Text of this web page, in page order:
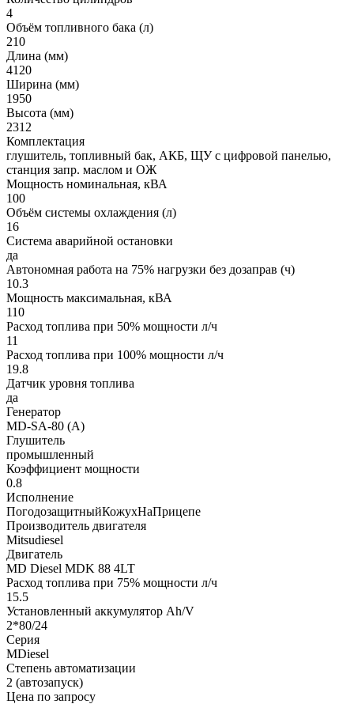
4
Объём топливного бака (л)
210
Длина (мм)
4120
Ширина (мм)
1950
Высота (мм)
2312
Комплектация
глушитель, топливный бак, АКБ, ЩУ с цифровой панелью,
станция запр. маслом и ОЖ
Мощность номинальная, кВА
100
Объём системы охлаждения (л)
16
Система аварийной остановки
да
Автономная работа на 75% нагрузки без дозаправ (ч)
10.3
Мощность максимальная, кВА
110
Расход топлива при 50% мощности л/ч
11
Расход топлива при 100% мощности л/ч
19.8
Датчик уровня топлива
да
Генератор
MD-SA-80 (А)
Глушитель
промышленный
Коэффициент мощности
0.8
Исполнение
ПогодозащитныйКожухНаПрицепе
Производитель двигателя
Mitsudiesel
Двигатель
MD Diesel MDK 88 4LT
Расход топлива при 75% мощности л/ч
15.5
Установленный аккумулятор Ah/V
2*80/24
Серия
MDiesel
Степень автоматизации
2 (автозапуск)
Цена по запросу